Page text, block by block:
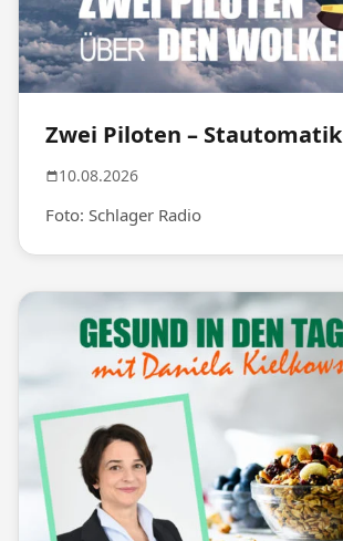
Zwei Piloten – Stautomatik
10.08.2026
Foto: Schlager Radio